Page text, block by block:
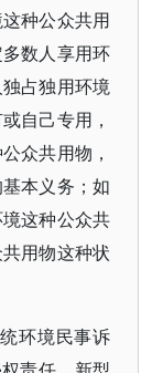
种公众共用
数人享用环
占独用环境
自己专用，
众共用物，
本义务；如
这种公众共
用物这种状
环境民事诉